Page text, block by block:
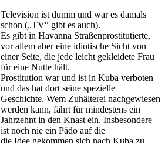
Television ist dumm und war es damals
schon („TV“ gibt es auch).
Es gibt in Havanna Straßenprostitutierte,
vor allem aber eine idiotische Sicht von
einer Seite, die jede leicht gekleidete Frau
für eine Nutte hält.
Prostitution war und ist in Kuba verboten
und das hat dort seine spezielle
Geschichte. Wem Zuhälterei nachgewiesen
werden kann, fährt für mindestens ein
Jahrzehnt in den Knast ein. Insbesondere
ist noch nie ein Pädo auf die
die Idee gekommen sich nach Kuba zu